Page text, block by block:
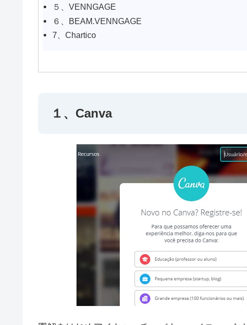
５、VENNGAGE
６、BEAM.VENNGAGE
7、Chartico
１、Canva